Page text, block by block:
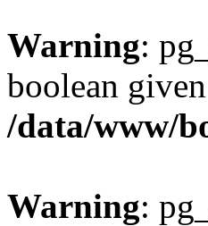
Warning:
boolean
/data/www/
Warning: